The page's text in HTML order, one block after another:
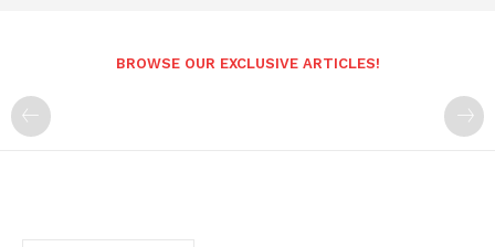
BROWSE OUR EXCLUSIVE ARTICLES!